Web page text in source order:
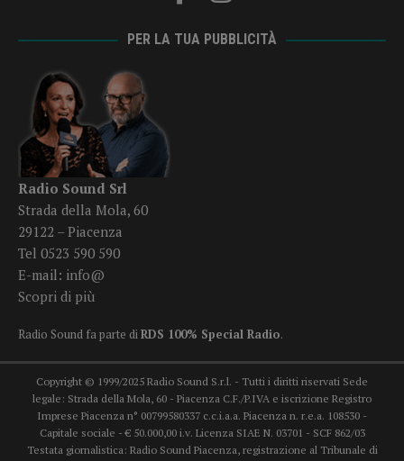
PER LA TUA PUBBLICITÀ
Radio Sound Srl
Strada della Mola, 60
29122 – Piacenza
Tel 0523 590 590
E-mail: info@
Scopri di più
Radio Sound fa parte diRDS 100% Special Radio.
Copyright © 1999/2025 Radio Sound S.r.l. - Tutti i diritti riservati Sede
legale: Strada della Mola, 60 - Piacenza C.F./P.IVA e iscrizione Registro
Imprese Piacenza n° 00799580337 c.c.i.a.a. Piacenza n. r.e.a. 108530 -
Capitale sociale - € 50.000,00 i.v. Licenza SIAE N. 03701 - SCF 862/03
Testata giornalistica: Radio Sound Piacenza, registrazione al Tribunale di